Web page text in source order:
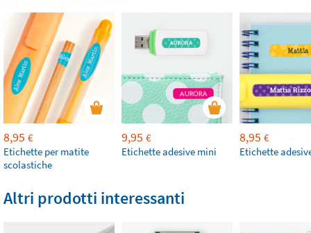
8,95 €
Etichette per matite
scolastiche
9,95 €
Etichette adesive mini
8,95 €
Etichette
Altri prodotti interessanti